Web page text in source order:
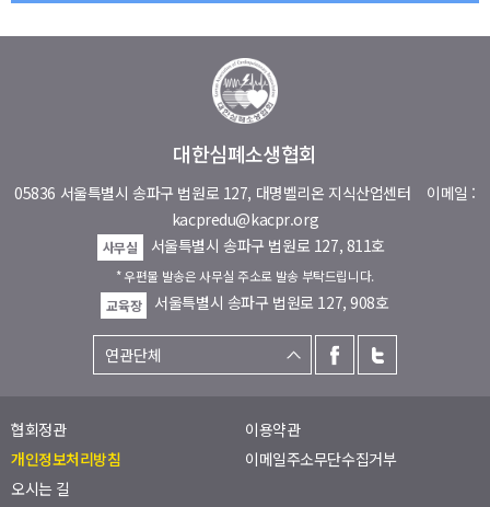
대한심폐소생협회
05836 서울특별시 송파구 법원로 127, 대명벨리온 지식산업센터 이메일 :
kacpredu@kacpr.org
사무실 서울특별시 송파구 법원로 127, 811호
* 우편물 발송은 사무실 주소로 발송 부탁드립니다.
교육장
서울특별시 송파구 법원로 127, 908호
협회정관
이용약관
개인정보처리방침
이메일주소무단수집거부
오시는 길